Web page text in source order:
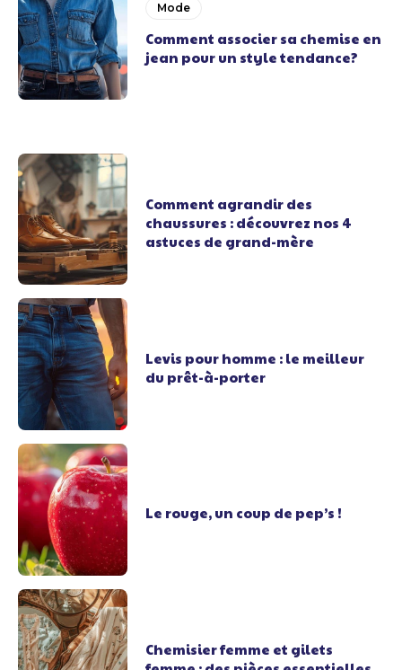
Mode
Comment associer sa chemise en
jean pour un style tendance?
Comment agrandir des
chaussures : découvrez nos 4
astuces de grand-mère
Levis pour homme : le meilleur
du prêt-à-porter
Le rouge, un coup de pep’s !
Chemisier femme et gilets